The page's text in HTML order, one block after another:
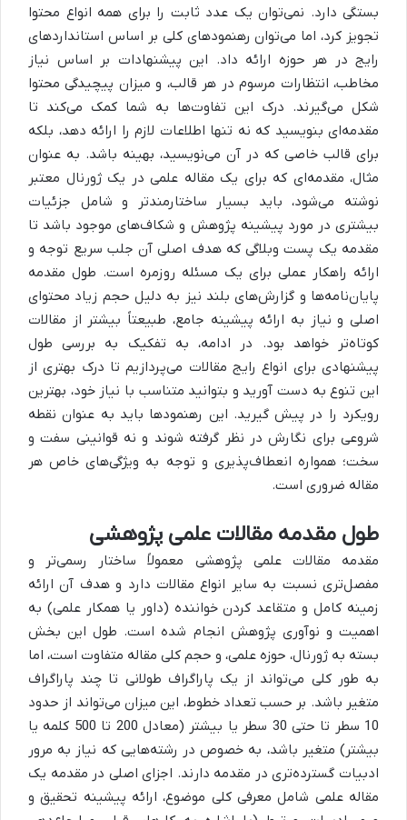
بستگی دارد. نمی‌توان یک عدد ثابت را برای همه انواع محتوا
تجویز کرد، اما می‌توان رهنمودهای کلی بر اساس استانداردهای
رایج در هر حوزه ارائه داد. این پیشنهادات بر اساس نیاز
مخاطب، انتظارات مرسوم در هر قالب، و میزان پیچیدگی محتوا
شکل می‌گیرند. درک این تفاوت‌ها به شما کمک می‌کند تا
مقدمه‌ای بنویسید که نه تنها اطلاعات لازم را ارائه دهد، بلکه
برای قالب خاصی که در آن می‌نویسید، بهینه باشد. به عنوان
مثال، مقدمه‌ای که برای یک مقاله علمی در یک ژورنال معتبر
نوشته می‌شود، باید بسیار ساختارمندتر و شامل جزئیات
بیشتری در مورد پیشینه پژوهش و شکاف‌های موجود باشد تا
مقدمه یک پست وبلاگی که هدف اصلی آن جلب سریع توجه و
ارائه راهکار عملی برای یک مسئله روزمره است. طول مقدمه
پایان‌نامه‌ها و گزارش‌های بلند نیز به دلیل حجم زیاد محتوای
اصلی و نیاز به ارائه پیشینه جامع، طبیعتاً بیشتر از مقالات
کوتاه‌تر خواهد بود. در ادامه، به تفکیک به بررسی طول
پیشنهادی برای انواع رایج مقالات می‌پردازیم تا درک بهتری از
این تنوع به دست آورید و بتوانید متناسب با نیاز خود، بهترین
رویکرد را در پیش گیرید. این رهنمودها باید به عنوان نقطه
شروعی برای نگارش در نظر گرفته شوند و نه قوانینی سفت و
سخت؛ همواره انعطاف‌پذیری و توجه به ویژگی‌های خاص هر
مقاله ضروری است.
طول مقدمه مقالات علمی پژوهشی
مقدمه مقالات علمی پژوهشی معمولاً ساختار رسمی‌تر و
مفصل‌تری نسبت به سایر انواع مقالات دارد و هدف آن ارائه
زمینه کامل و متقاعد کردن خواننده (داور یا همکار علمی) به
اهمیت و نوآوری پژوهش انجام شده است. طول این بخش
بسته به ژورنال، حوزه علمی، و حجم کلی مقاله متفاوت است، اما
به طور کلی می‌تواند از یک پاراگراف طولانی تا چند پاراگراف
متغیر باشد. بر حسب تعداد خطوط، این میزان می‌تواند از حدود
10 سطر تا حتی 30 سطر یا بیشتر (معادل 200 تا 500 کلمه یا
بیشتر) متغیر باشد، به خصوص در رشته‌هایی که نیاز به مرور
ادبیات گسترده‌تری در مقدمه دارند. اجزای اصلی در مقدمه یک
مقاله علمی شامل معرفی کلی موضوع، ارائه پیشینه تحقیق و